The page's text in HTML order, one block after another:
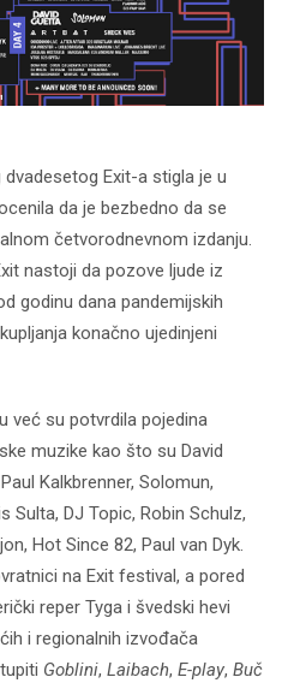
Exit-a stigla je u
da je bezbedno da se
četvorodnevnom izdanju.
nastoji da pozove ljude iz
godinu dana pandemijskih
konačno ujedinjeni
već su potvrdila pojedina
muzike kao što su David
Kalkbrenner, Solomun,
Sulta, DJ Topic, Robin Schulz,
Hot Since 82, Paul van Dyk.
na Exit festival, a pored
reper Tyga i švedski hevi
i regionalnih izvođača
Goblini, Laibach, E-play, Buč